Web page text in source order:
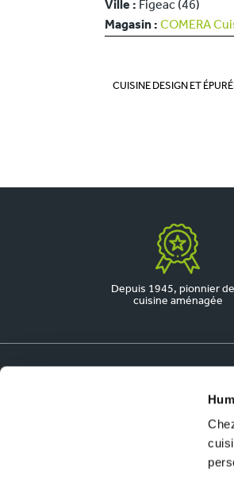
Ville : Figeac (46)
Magasin : COMERA
CUISINE DESIGN ET
Depuis 1945, pionnier
cuisine aménagée
Ouvrir un magasin COMERA